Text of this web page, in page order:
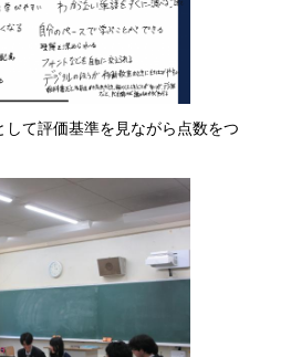
て評価基準を見ながら点数をつ